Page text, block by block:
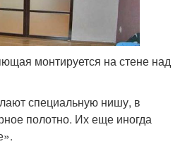
монтируется на стене над
специальную нишу, в
полотно. Их еще иногда